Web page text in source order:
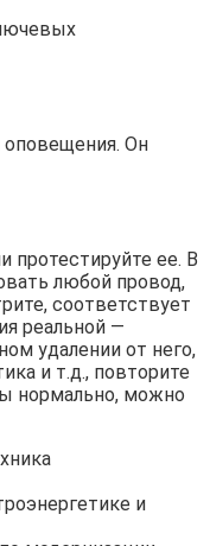
оповещения. Он
протестируйте ее. В
любой провод,
соответствует
реальной —
удалении от него,
и т.д., повторите
нормально, можно
и